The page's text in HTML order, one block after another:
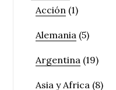
Acción (1)
Alemania (5)
Argentina (19)
Asia y Africa (8)